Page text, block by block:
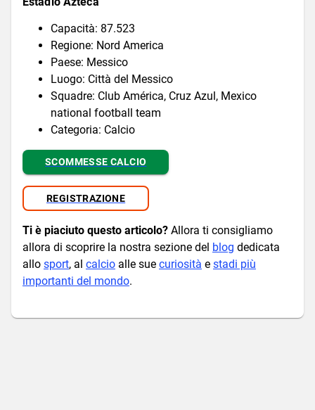
Capacità: 87.523
Regione: Nord America
Paese: Messico
Luogo: Città del Messico
Squadre: Club América, Cruz Azul, Mexico
national football team
Categoria: Calcio
SCOMMESSE CALCIO
REGISTRAZIONE
Ti è piaciuto questo articolo? Allora ti consigliamo
allora di scoprire la nostra sezione del blog dedicata
allo sport, al calcio alle sue curiosità e stadi più
importanti del mondo.